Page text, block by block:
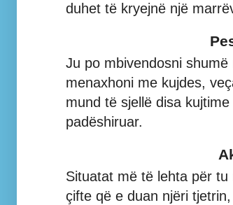
duhet të kryejnë një
Ju po mbivendosni
menaxhoni me kujdes,
mund të sjellë disa
padëshiruar.
Situatat më të lehta për
çifte që e duan njëri